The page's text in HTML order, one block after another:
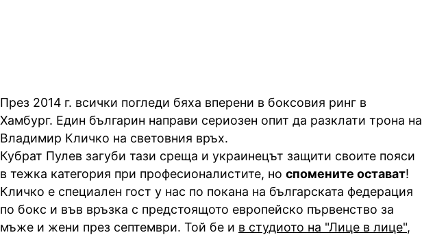
През 2014 г. всички погледи бяха вперени в боксовия ринг в
Хамбург. Един българин направи сериозен опит да разклати трона на
Владимир Кличко на световния връх.
Кубрат Пулев загуби тази среща и украинецът защити своите пояси
в тежка категория при професионалистите, но спомените остават!
Кличко е специален гост у нас по покана на българската федерация
по бокс и във връзка с предстоящото европейско първенство за
мъже и жени през септември. Той бе и в студиото на "Лице в лице",